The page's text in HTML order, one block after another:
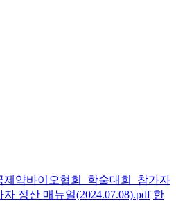
제약바이오협회_학술대회_참가자
정산 매뉴얼(2024.07.08).pdf 한